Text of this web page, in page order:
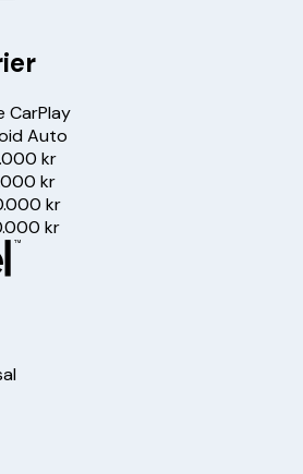
CarPlay
Auto
kr
kr
kr
kr